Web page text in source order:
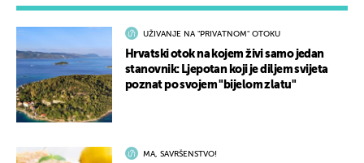
UŽIVANJE NA "PRIVATNOM" OTOKU
Hrvatski otok na kojem živi samo jedan
stanovnik: Ljepotan koji je diljem svijeta
poznat po svojem "bijelom zlatu"
MA, SAVRŠENSTVO!